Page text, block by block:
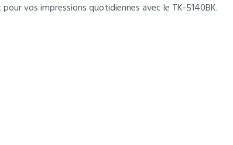
vos impressions quotidiennes avec le TK-5140BK.